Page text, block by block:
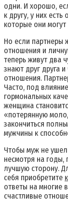
одни. И хорошо,
к другу, у них
которые они
Но если партнеры
отношения и
теперь живут два
знают друг друга
отношения.
Часто, под
гормональных
женщина
«потерянную
закончиться
мужчины к
Чтобы муж не ушел
несмотря на годы,
лучшую сторону.
себя приобретите
ответы на многие
счастливые